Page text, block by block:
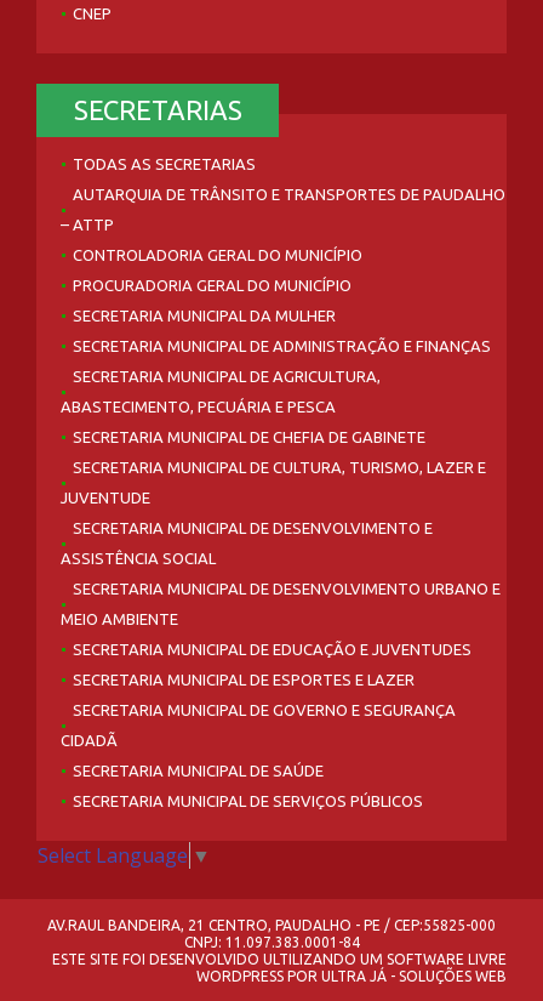
CNEP
SECRETARIAS
TODAS AS SECRETARIAS
AUTARQUIA DE TRÂNSITO E TRANSPORTES DE PAUDALHO
– ATTP
CONTROLADORIA GERAL DO MUNICÍPIO
PROCURADORIA GERAL DO MUNICÍPIO
SECRETARIA MUNICIPAL DA MULHER
SECRETARIA MUNICIPAL DE ADMINISTRAÇÃO E FINANÇAS
SECRETARIA MUNICIPAL DE AGRICULTURA,
ABASTECIMENTO, PECUÁRIA E PESCA
SECRETARIA MUNICIPAL DE CHEFIA DE GABINETE
SECRETARIA MUNICIPAL DE CULTURA, TURISMO, LAZER E
JUVENTUDE
SECRETARIA MUNICIPAL DE DESENVOLVIMENTO E
ASSISTÊNCIA SOCIAL
SECRETARIA MUNICIPAL DE DESENVOLVIMENTO URBANO E
MEIO AMBIENTE
SECRETARIA MUNICIPAL DE EDUCAÇÃO E JUVENTUDES
SECRETARIA MUNICIPAL DE ESPORTES E LAZER
SECRETARIA MUNICIPAL DE GOVERNO E SEGURANÇA
CIDADÃ
SECRETARIA MUNICIPAL DE SAÚDE
SECRETARIA MUNICIPAL DE SERVIÇOS PÚBLICOS
Select Language ▼
AV.RAUL BANDEIRA, 21 CENTRO, PAUDALHO - PE / CEP:55825-000
CNPJ: 11.097.383.0001-84
ESTE SITE FOI DESENVOLVIDO ULTILIZANDO UM SOFTWARE LIVRE
WORDPRESS POR ULTRA JÁ - SOLUÇÕES WEB